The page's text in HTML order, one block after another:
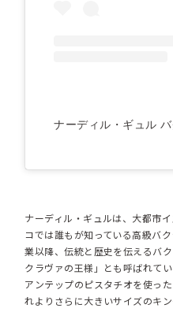
ナーディル・ギュル
ナーディル・ギュルは、大都市
コでは誰もが知っている高級バ
業以降、伝統と歴史を伝えるバ
クラヴァの王様」とも呼ばれて
アンテップのピスタチオを使っ
れよりさらに大きいサイズのキン